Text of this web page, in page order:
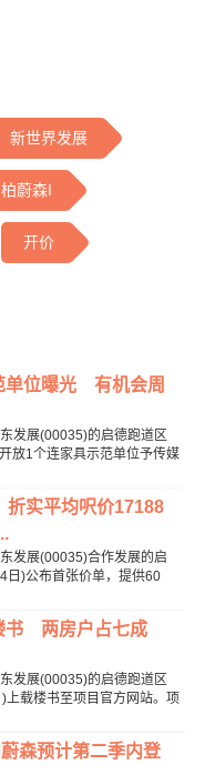
新世界发展
柏蔚森I
开价
单位曝光 有机会周
发展(00035)的启德跑道区
放1个连家具示范单位予传媒
实平均呎价17188
发展(00035)合作发展的启
日)公布首张价单，提供60
书 两房户占七成
发展(00035)的启德跑道区
上载楼书至项目官方网站。项
森预计第二季内登